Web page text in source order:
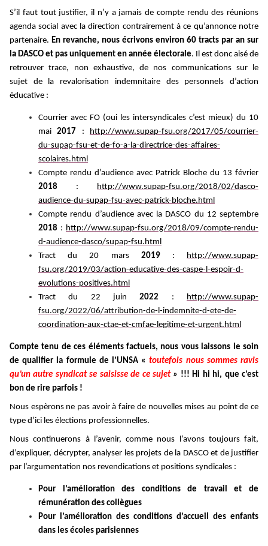
S’il faut tout justifier, il n’y a jamais de compte rendu des réunions
agenda social avec la direction contrairement à ce qu’annonce notre
partenaire. En revanche, nous écrivons environ 60 tracts par an sur
la DASCO et pas uniquement en année électorale. Il est donc aisé de
retrouver trace, non exhaustive, de nos communications sur le
sujet de la revalorisation indemnitaire des personnels d’action
éducative :
Courrier avec FO (oui les intersyndicales c’est mieux) du 10
mai2017 : http://www.supap-fsu.org/2017/05/courrier-
du-supap-fsu-et-de-fo-a-la-directrice-des-affaires-
scolaires.html
Compte rendu d’audience avec Patrick Bloche du 13 février
2018 : http://www.supap-fsu.org/2018/02/dasco-
audience-du-supap-fsu-avec-patrick-bloche.html
Compte rendu d’audience avec la DASCO du 12 septembre
2018 : http://www.supap-fsu.org/2018/09/compte-rendu-
d-audience-dasco/supap-fsu.html
Tract du 20 mars 2019: http://www.supap-
fsu.org/2019/03/action-educative-des-caspe-l-espoir-d-
evolutions-positives.html
Tract du 22 juin2022 : http://www.supap-
fsu.org/2022/06/attribution-de-l-indemnite-d-ete-de-
coordination-aux-ctae-et-cmfae-legitime-et-urgent.html
Compte tenu de ces éléments factuels, nous vous laissons le soin
de qualifier la formule de l’UNSA «toutefois nous sommes ravis
qu’un autre syndicat se saisisse de ce sujet » !!! Hi hi hi, que c’est
bon de rire parfois !
Nous espèrons ne pas avoir à faire de nouvelles mises au point de ce
type d’ici les élections professionnelles.
Nous continuerons à l’avenir, comme nous l’avons toujours fait,
d’expliquer, décrypter, analyser les projets de la DASCO et de justifier
par l’argumentation nos revendications et positions syndicales :
Pour l’amélioration des conditions de travail et de
rémunération des collègues
Pour l’amélioration des conditions d’accueil des enfants
dans les écoles parisiennes